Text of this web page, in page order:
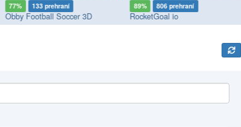
77% 133 prehraní
Obby Football Soccer 3D
89% 806 prehraní
RocketGoal io